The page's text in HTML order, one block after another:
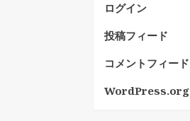
ログイン
投稿フィード
コメントフィード
WordPress.org